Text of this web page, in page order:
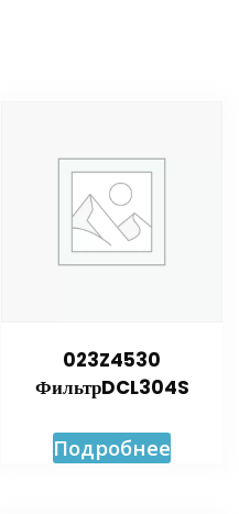
023Z4530
ФильтрDCL304S
Подробнее